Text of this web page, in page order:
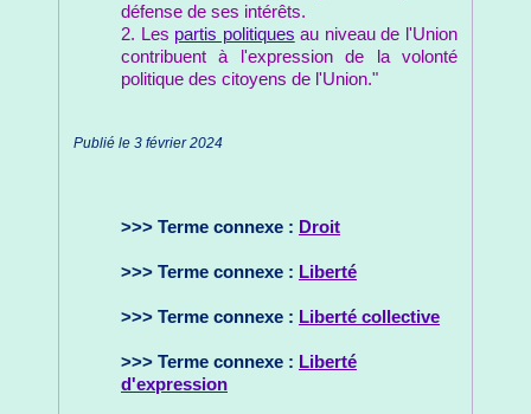
défense de ses intérêts.
2. Les partis politiques au niveau de l'Union
contribuent à l'expression de la volonté
politique des citoyens de l'Union."
Publié le 3 février 2024
>>> Terme connexe : Droit
>>> Terme connexe : Liberté
>>> Terme connexe : Liberté collective
>>> Terme connexe : Liberté
d'expression